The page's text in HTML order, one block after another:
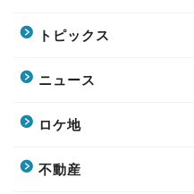
トピックス
ニュース
ロケ地
不動産